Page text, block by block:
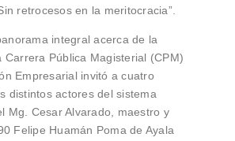
retrocesos en la meritocracia”.
integral acerca de la
Carrera Pública Magisterial (CPM)
Empresarial invitó a cuatro
distintos actores del sistema
Mg. Cesar Alvarado, maestro y
Felipe Huamán Poma de Ayala